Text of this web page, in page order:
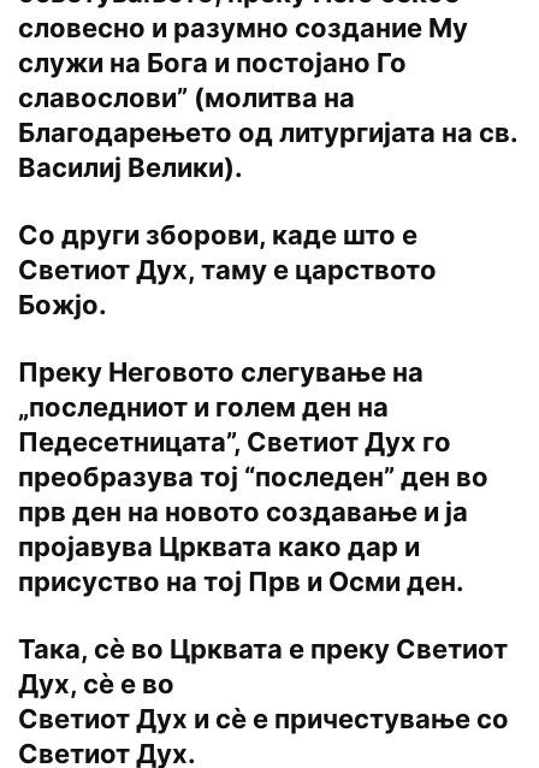
словесно и разумно создание My
служи на Бога и постојано Го
славослови” (молитва на
Благодарењето од литургијата на св.
Василиј Велики).
Co други зборови, каде што е
Светиот Дух, таму е царството
Божјо.
Преку Неговото слегување на
„последниот и голем ден на
Педесетницата”, Светиот Дух го
преобразува тој “последен” ден во
прв ден на новото создавање и ја
пројавува Црквата како дар и
присуство на тој Прв и Осми ден.
Така, сѐ во Црквата е преку Светиот
Дух, сѐ е во
Светиот Дух и сѐ е причестување co
Светиот Дух.